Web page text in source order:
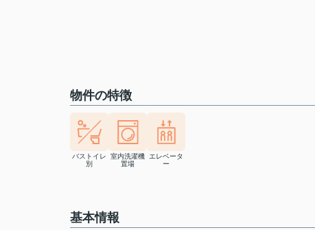
物件の特徴
バストイレ
別
室内洗濯機
置場
エレベータ
ー
基本情報